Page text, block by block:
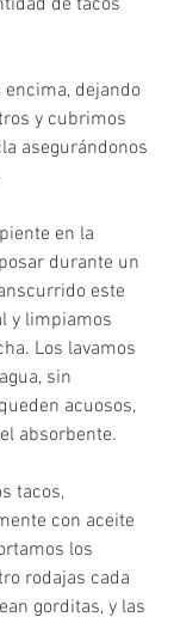
de tacos
encima, dejando
y cubrimos
asegurándonos
en la
durante un
este
y limpiamos
Los lavamos
sin
acuosos,
absorbente.
tacos,
con aceite
los
rodajas cada
gorditas, y las